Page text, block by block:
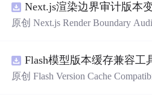
都能触动人心。
原创 Next.js Render Boundary
入约定、规则参数、结果结构和
压缩包包含完整源码、3 项自动
原创 Flash Version Cache